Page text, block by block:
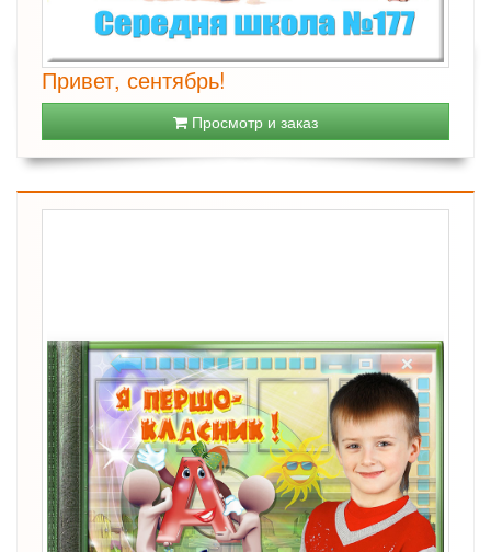
Привет, сентябрь!
Просмотр и заказ